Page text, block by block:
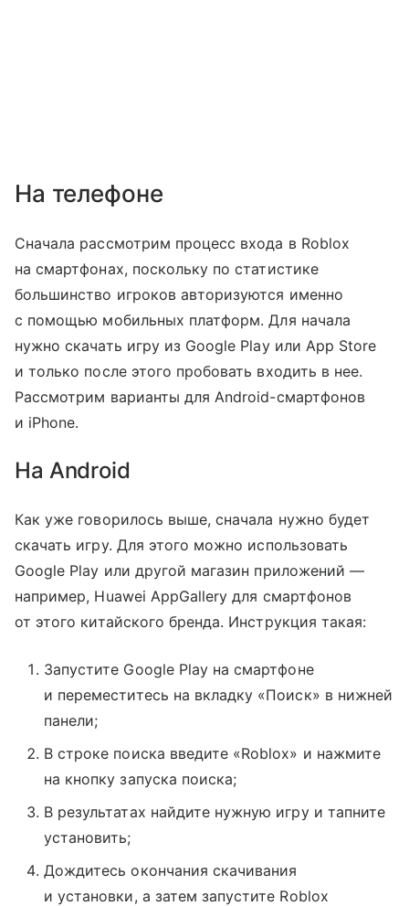
На телефоне
Сначала рассмотрим процесс входа в Roblox
на смартфонах, поскольку по статистике
большинство игроков авторизуются именно
с помощью мобильных платформ. Для начала
нужно скачать игру из Google Play или App Store
и только после этого пробовать входить в нее.
Рассмотрим варианты для Android-смартфонов
и iPhone.
На Android
Как уже говорилось выше, сначала нужно будет
скачать игру. Для этого можно использовать
Google Play или другой магазин приложений —
например, Huawei AppGallery для смартфонов
от этого китайского бренда. Инструкция такая:
Запустите Google Play на смартфоне
и переместитесь на вкладку «Поиск» в нижней
панели;
В строке поиска введите «Roblox» и нажмите
на кнопку запуска поиска;
В результатах найдите нужную игру и тапните
установить;
Дождитесь окончания скачивания
и установки, а затем запустите Roblox